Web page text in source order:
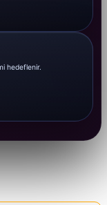
hedeflenir.